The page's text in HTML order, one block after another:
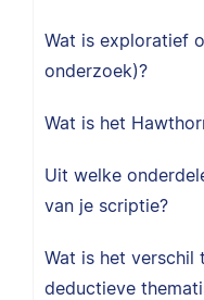
Wat is exploratief
onderzoek)?
Wat is het
Uit welke
van je scriptie?
Wat is het verschil
deductieve